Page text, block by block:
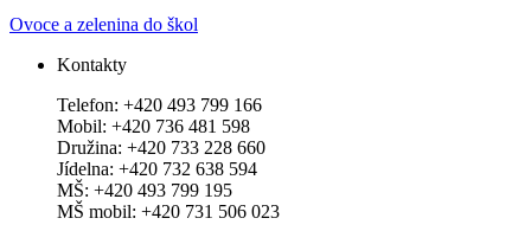
Ovoce a zelenina do škol
Kontakty
Telefon: +420 493 799 166
Mobil: +420 736 481 598
Družina: +420 733 228 660
Jídelna: +420 732 638 594
MŠ: +420 493 799 195
MŠ mobil: +420 731 506 023